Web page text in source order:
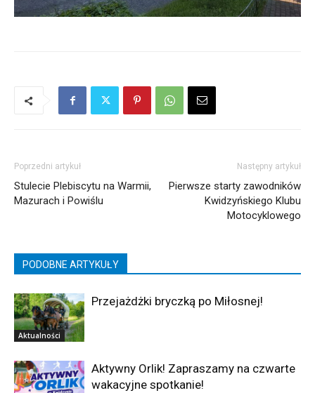
Poprzedni artykuł
Stulecie Plebiscytu na Warmii,
Mazurach i Powiślu
Następny artykuł
Pierwsze starty zawodników
Kwidzyńskiego Klubu
Motocyklowego
PODOBNE ARTYKUŁY
Aktualności
Przejażdżki bryczką po Miłosnej!
Aktywny Orlik! Zapraszamy na czwarte
wakacyjne spotkanie!